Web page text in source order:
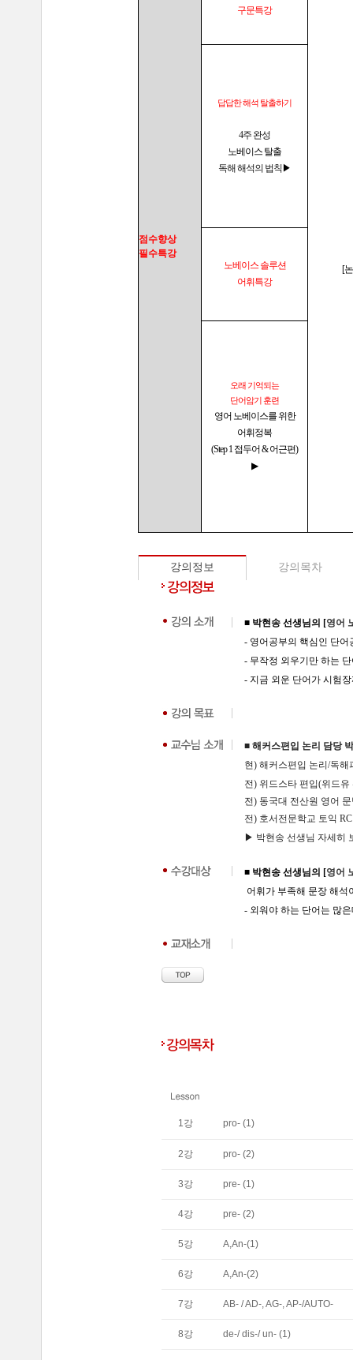
점수향상
필수특강
구문특강
[
답답한 해석 탈출하기
4주 완성
노베이스 탈출
독해 해석의 법칙▶
노베이스 솔루션
어휘특강
오래 기억되는
단어암기 훈련
영어 노베이스를 위한
어휘정복
(Step 1 접두어 & 어근편)
▶
강의정보 강의목차
■ 박현송 선생님의 [영어
- 영어공부의 핵심인 단
- 무작정 외우기만 하는
- 지금 외운 단어가 시험
■ 해커스편입 논리 담당
현) 해커스편입 논리/독해
전) 위드스타 편입(위드
전) 동국대 전산원 영어
전) 호서전문학교 토익
▶ 박현송 선생님 자세히
■ 박현송 선생님의 [영어
어휘가 부족해 문장 해석
- 외워야 하는 단어는 많
1강 pro- (1)
2강 pro- (2)
3강 pre- (1)
4강 pre- (2)
5강 A,An-(1)
6강 A,An-(2)
7강 AB- / AD-, AG-, AP-/AUTO-
8강 de-/ dis-/ un- (1)